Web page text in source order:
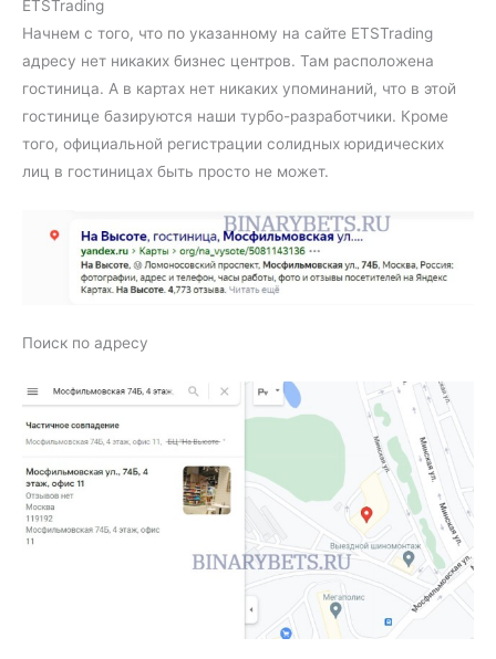
ETSTrading
Начнем с того, что по указанному на сайте ETSTrading
адресу нет никаких бизнес центров. Там расположена
гостиница. А в картах нет никаких упоминаний, что в этой
гостинице базируются наши турбо-разработчики. Кроме
того, официальной регистрации солидных юридических
лиц в гостиницах быть просто не может.
Поиск по адресу